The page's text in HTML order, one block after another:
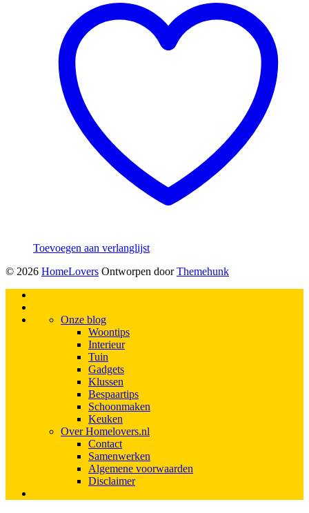
Toevoegen aan verlanglijst
© 2026 HomeLovers Ontworpen door Themehunk
Onze blog
Woontips
Interieur
Tuin
Gadgets
Klussen
Bespaartips
Schoonmaken
Keuken
Over Homelovers.nl
Contact
Samenwerken
Algemene voorwaarden
Disclaimer